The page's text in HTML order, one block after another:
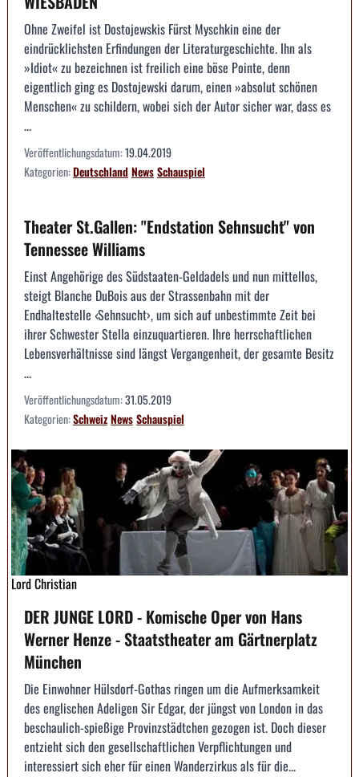
Ohne Zweifel ist Dostojewskis Fürst Myschkin eine der
eindrücklichsten Erfindungen der Literaturgeschichte. Ihn als
»Idiot« zu bezeichnen ist freilich eine böse Pointe, denn
eigentlich ging es Dostojewski darum, einen »absolut schönen
Menschen« zu schildern, wobei sich der Autor sicher war, dass es
...
Veröffentlichungsdatum:19.04.2019
Kategorien:DeutschlandNewsSchauspiel
Theater St.Gallen: "Endstation Sehnsucht" von
Tennessee Williams
Einst Angehörige des Südstaaten-Geldadels und nun mittellos,
steigt Blanche DuBois aus der Strassenbahn mit der
Endhaltestelle ‹Sehnsucht›, um sich auf unbestimmte Zeit bei
ihrer Schwester Stella einzuquartieren. Ihre herrschaftlichen
Lebensverhältnisse sind längst Vergangenheit, der gesamte Besitz
...
Veröffentlichungsdatum:31.05.2019
Kategorien:SchweizNewsSchauspiel
Lord Christian
DER JUNGE LORD - Komische Oper von Hans
Werner Henze - Staatstheater am Gärtnerplatz
München
Die Einwohner Hülsdorf-Gothas ringen um die Aufmerksamkeit
des englischen Adeligen Sir Edgar, der jüngst von London in das
beschaulich-spießige Provinzstädtchen gezogen ist. Doch dieser
entzieht sich den gesellschaftlichen Verpflichtungen und
interessiert sich eher für einen Wanderzirkus als für die...